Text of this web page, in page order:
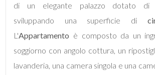
di un elegante palazzo dotato di
sviluppando una superficie di
L'Appartamento è composto da un
soggiorno con angolo cottura, un
lavanderia, una camera singola e una